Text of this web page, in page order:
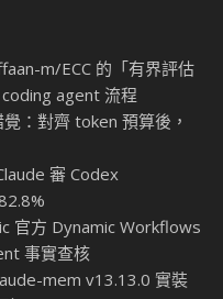
m/ECC 的「有界評估
agent 流程
：對齊 token 預算後，
審 Codex
官方 Dynamic Workflows
事實查核
mem v13.13.0 實裝